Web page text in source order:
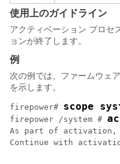
使用上のガイドライン
アクティベーション プロセ
ョンが終了します。
例
次の例では、ファームウェ
を示します。
firepower# scope
firepower /system #
As part of
Continue with